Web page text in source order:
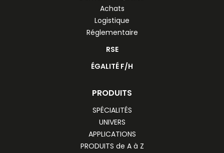
Achats
Logistique
Réglementaire
RSE
ÉGALITÉ F/H
PRODUITS
SPÉCIALITÉS
UNIVERS
APPLICATIONS
PRODUITS de A à Z